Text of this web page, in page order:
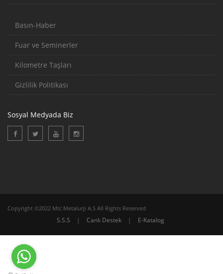
Basın-Haber
Fuar ve Seminerler
Kilometre Taşları
Gizlilik Politikası
Sosyal Medyada Biz
Copyright ©2022 Mtc Metalurji A.S All Rights Reserved
S.S.S | Canlı Destek | E-Katalog